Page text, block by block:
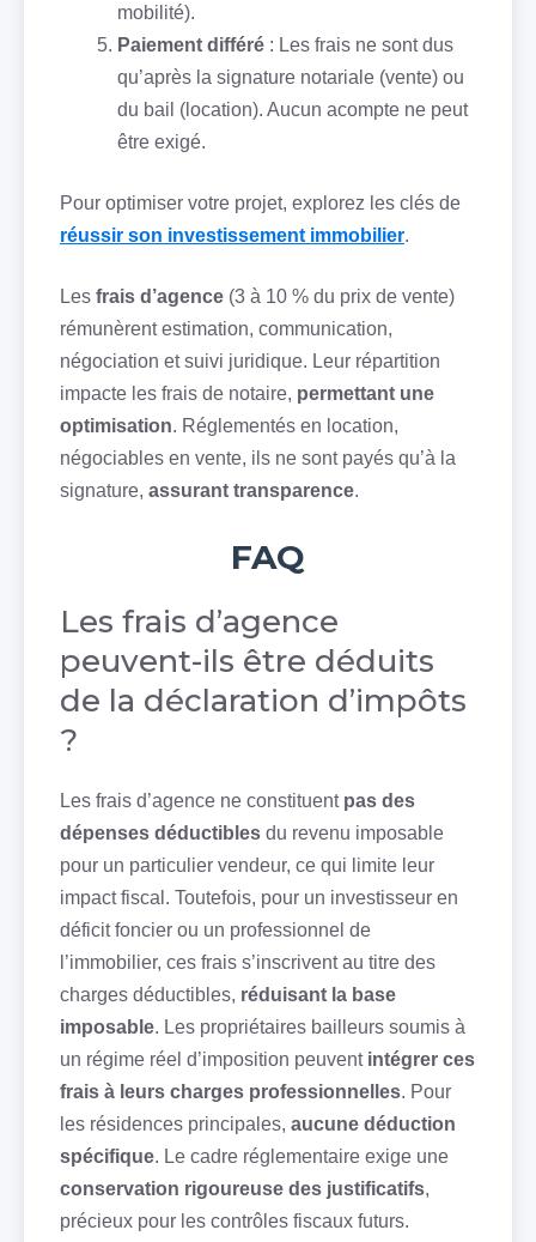
mobilité).
Paiement différé : Les frais ne sont dus
qu’après la signature notariale (vente) ou
du bail (location). Aucun acompte ne peut
être exigé.
Pour optimiser votre projet, explorez les clés de
réussir son investissement immobilier.
Les frais d’agence (3 à 10 % du prix de vente)
rémunèrent estimation, communication,
négociation et suivi juridique. Leur répartition
impacte les frais de notaire, permettant une
optimisation. Réglementés en location,
négociables en vente, ils ne sont payés qu’à la
signature, assurant transparence.
FAQ
Les frais d’agence
peuvent-ils être déduits
de la déclaration d’impôts
?
Les frais d’agence ne constituent pas des
dépenses déductibles du revenu imposable
pour un particulier vendeur, ce qui limite leur
impact fiscal. Toutefois, pour un investisseur en
déficit foncier ou un professionnel de
l’immobilier, ces frais s’inscrivent au titre des
charges déductibles, réduisant la base
imposable. Les propriétaires bailleurs soumis à
un régime réel d’imposition peuvent intégrer ces
frais à leurs charges professionnelles. Pour
les résidences principales, aucune déduction
spécifique. Le cadre réglementaire exige une
conservation rigoureuse des justificatifs,
précieux pour les contrôles fiscaux futurs.